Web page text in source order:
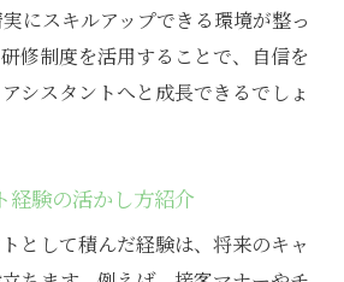
にスキルアップできる環境が整っ
修制度を活用することで、自信を
シスタントへと成長できるでしょ
経験の活かし方紹介
として積んだ経験は、将来のキャ